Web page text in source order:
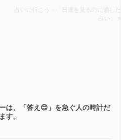
占いに行こう～「日運を見るのに適した
占い」 »
は、「答え😊」を急ぐ人の時計だ
す。